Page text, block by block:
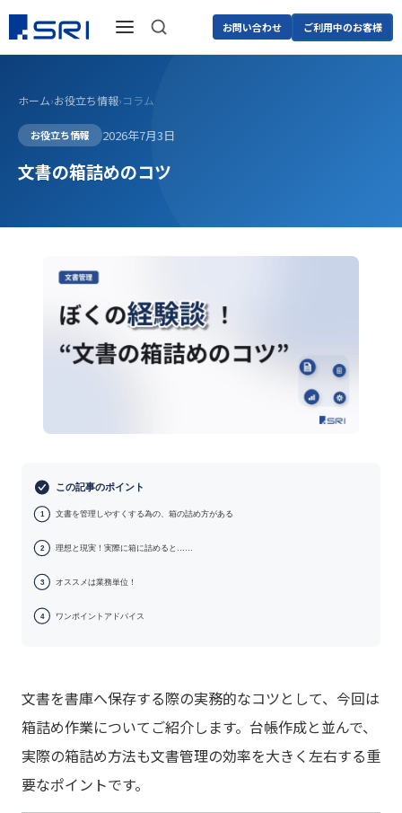
お問い合わせ ご利用中のお客様
ホーム›お役立ち情報›コラム
お役立ち情報 2026年7月3日
文書の箱詰めのコツ
この記事のポイント
1 文書を管理しやすくする為の、箱の詰め方がある
2 理想と現実！実際に箱に詰めると……
3 オススメは業務単位！
4 ワンポイントアドバイス
文書を書庫へ保存する際の実務的なコツとして、今回は
箱詰め作業についてご紹介します。台帳作成と並んで、
実際の箱詰め方法も文書管理の効率を大きく左右する重
要なポイントです。